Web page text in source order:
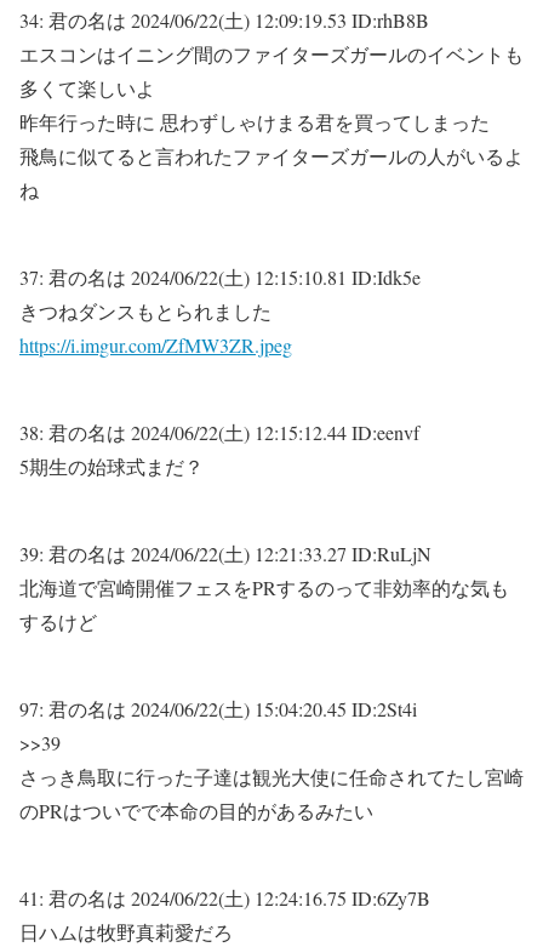
34: 君の名は 2024/06/22(土) 12:09:19.53 ID:rhB8B
エスコンはイニング間のファイターズガールのイベントも
多くて楽しいよ
昨年行った時に 思わずしゃけまる君を買ってしまった
飛鳥に似てると言われたファイターズガールの人がいるよ
ね
37: 君の名は 2024/06/22(土) 12:15:10.81 ID:Idk5e
きつねダンスもとられました
https://i.imgur.com/ZfMW3ZR.jpeg
38: 君の名は 2024/06/22(土) 12:15:12.44 ID:eenvf
5期生の始球式まだ？
39: 君の名は 2024/06/22(土) 12:21:33.27 ID:RuLjN
北海道で宮崎開催フェスをPRするのって非効率的な気も
するけど
97: 君の名は 2024/06/22(土) 15:04:20.45 ID:2St4i
>>39
さっき鳥取に行った子達は観光大使に任命されてたし宮崎
のPRはついでで本命の目的があるみたい
41: 君の名は 2024/06/22(土) 12:24:16.75 ID:6Zy7B
日ハムは牧野真莉愛だろ